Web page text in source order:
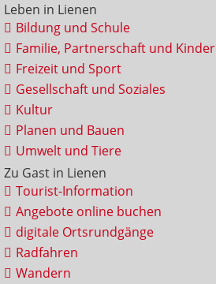
Leben in Lienen
Bildung und Schule
Familie, Partnerschaft und Kinder
Freizeit und Sport
Gesellschaft und Soziales
Kultur
Planen und Bauen
Umwelt und Tiere
Zu Gast in Lienen
Tourist-Information
Angebote online buchen
digitale Ortsrundgänge
Radfahren
Wandern